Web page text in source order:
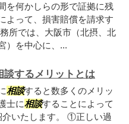
を何かしらの形で証拠に残
よって、損害賠償を請求す
所では、大阪市（北摂、北
）を中心に、...
談するメリットとは
相談すると数多くのメリッ
士に相談することによって
いたします。 ①正しい過